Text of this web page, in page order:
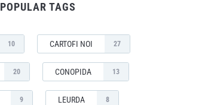
POPULAR TAGS
10 CARTOFI NOI 27
20 CONOPIDA 13
9 LEURDA 8